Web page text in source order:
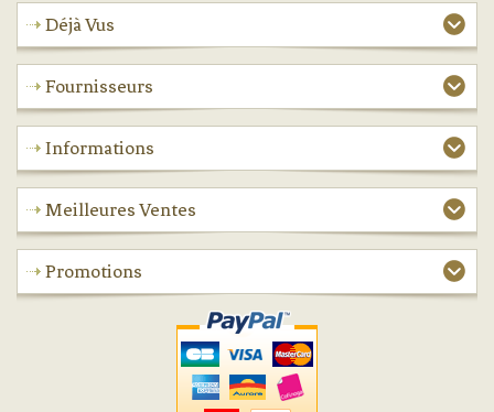
Déjà Vus
Fournisseurs
Informations
Meilleures Ventes
Promotions